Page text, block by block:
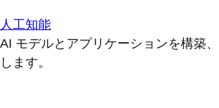
人工知能
AI モデルとアプリケーションを構築
します。